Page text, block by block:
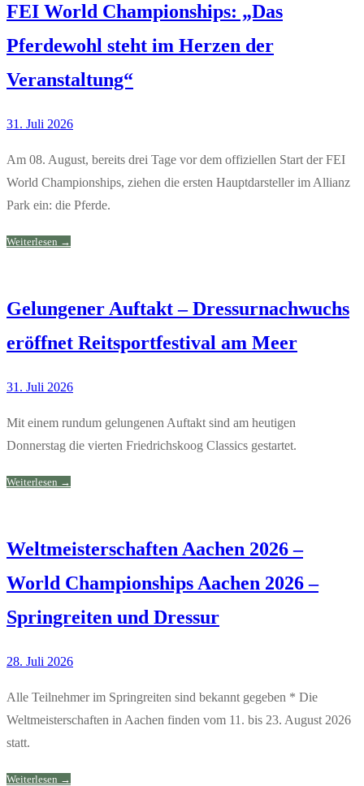
FEI World Championships: „Das
Pferdewohl steht im Herzen der
Veranstaltung“
31. Juli 2026
Am 08. August, bereits drei Tage vor dem offiziellen Start der FEI
World Championships, ziehen die ersten Hauptdarsteller im Allianz
Park ein: die Pferde.
Weiterlesen →
Gelungener Auftakt – Dressurnachwuchs
eröffnet Reitsportfestival am Meer
31. Juli 2026
Mit einem rundum gelungenen Auftakt sind am heutigen
Donnerstag die vierten Friedrichskoog Classics gestartet.
Weiterlesen →
Weltmeisterschaften Aachen 2026 –
World Championships Aachen 2026 –
Springreiten und Dressur
28. Juli 2026
Alle Teilnehmer im Springreiten sind bekannt gegeben * Die
Weltmeisterschaften in Aachen finden vom 11. bis 23. August 2026
statt.
Weiterlesen →